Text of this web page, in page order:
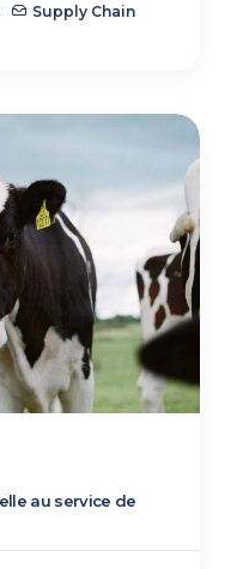
Supply Chain
au service de